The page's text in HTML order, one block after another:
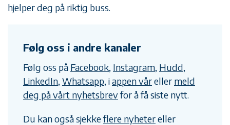
hjelper deg på riktig buss.
Følg oss i andre kanaler
Følg oss på Facebook, Instagram, Hudd,
LinkedIn, Whatsapp, iappen våreller meld
deg på vårt nyhetsbrevfor å få siste nytt.
Du kan også sjekkeflere nyhetereller